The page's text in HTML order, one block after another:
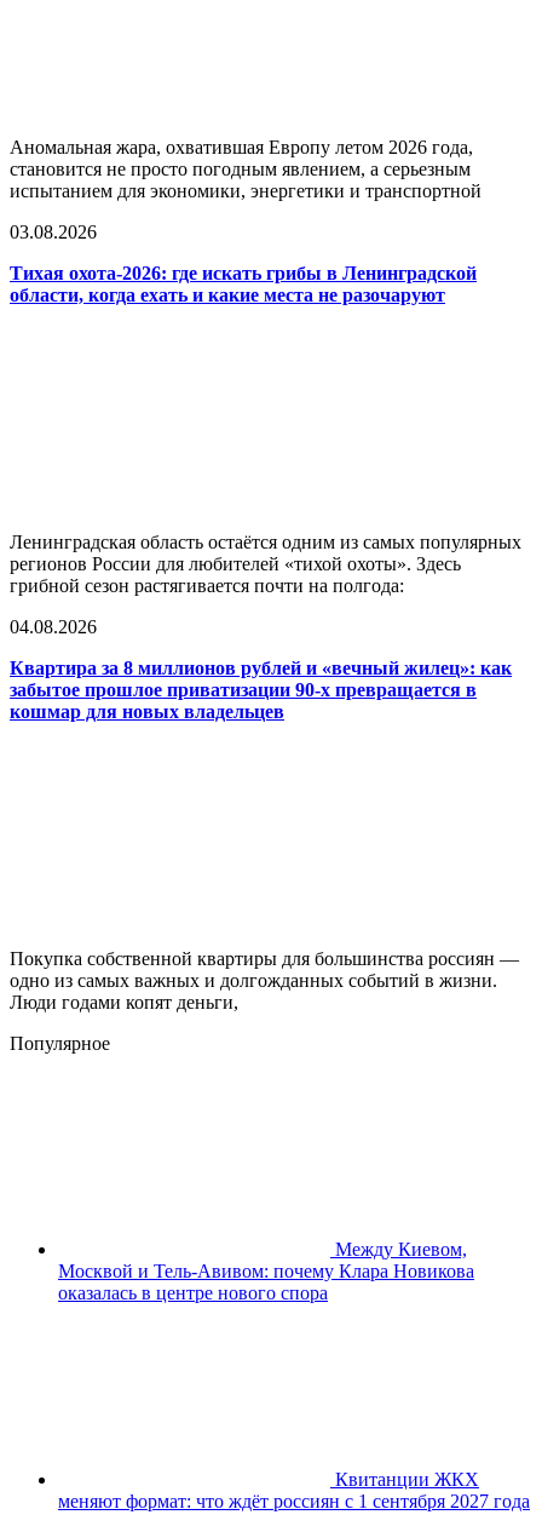
Аномальная жара, охватившая Европу летом 2026 года,
становится не просто погодным явлением, а серьезным
испытанием для экономики, энергетики и транспортной
03.08.2026
Тихая охота-2026: где искать грибы в Ленинградской
области, когда ехать и какие места не разочаруют
Ленинградская область остаётся одним из самых популярных
регионов России для любителей «тихой охоты». Здесь
грибной сезон растягивается почти на полгода:
04.08.2026
Квартира за 8 миллионов рублей и «вечный жилец»: как
забытое прошлое приватизации 90-х превращается в
кошмар для новых владельцев
Покупка собственной квартиры для большинства россиян —
одно из самых важных и долгожданных событий в жизни.
Люди годами копят деньги,
Популярное
Между Киевом,
Москвой и Тель-Авивом: почему Клара Новикова
оказалась в центре нового спора
Квитанции ЖКХ
меняют формат: что ждёт россиян с 1 сентября 2027 года